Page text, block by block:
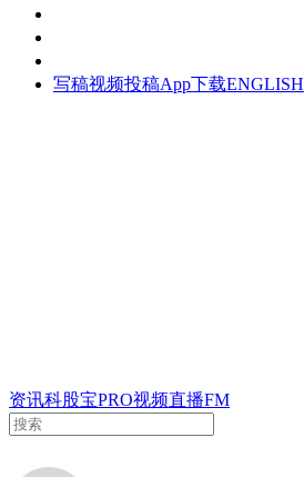
写稿视频投稿App下载ENGLISH
资讯科股宝PRO视频直播FM